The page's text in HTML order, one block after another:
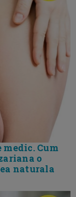
Cum
o
naturala